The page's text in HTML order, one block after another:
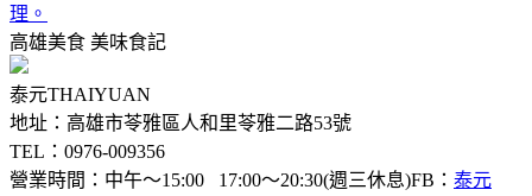
理。
高雄美食 美味食記
泰元THAIYUAN
地址：高雄市苓雅區人和里苓雅二路53號
TEL：0976-009356
營業時間：中午～15:00 17:00～20:30(週三休息)FB： 泰元